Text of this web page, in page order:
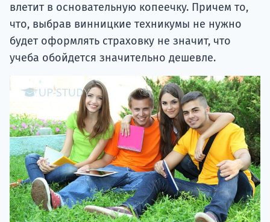
влетит в основательную копеечку. Причем то,
что, выбрав винницкие техникумы не нужно
будет оформлять страховку не значит, что
учеба обойдется значительно дешевле.